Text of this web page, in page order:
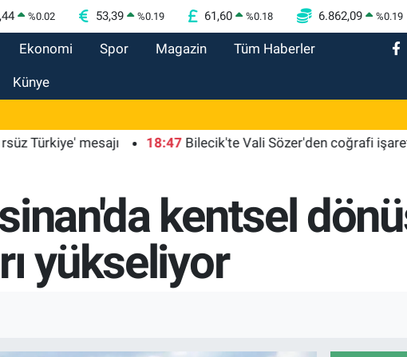
%0.02 53,39 %0.19 61,60 %0.18 6.862,09 %0.19
Ekonomi Spor Magazin Tüm Haberler
Künye
mesajı 18:47 Bilecik'te Vali Sözer'den coğrafi işaretli
kentsel
yükseliyor